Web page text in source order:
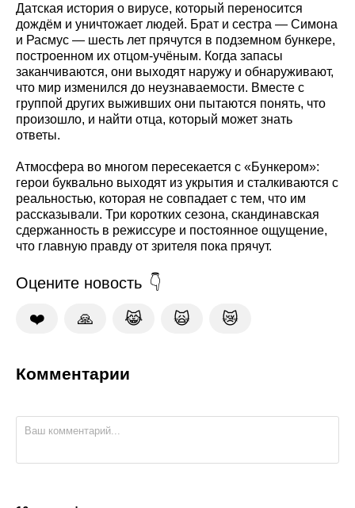
Датская история о вирусе, который переносится
дождём и уничтожает людей. Брат и сестра — Симона
и Расмус — шесть лет прячутся в подземном бункере,
построенном их отцом-учёным. Когда запасы
заканчиваются, они выходят наружу и обнаруживают,
что мир изменился до неузнаваемости. Вместе с
группой других выживших они пытаются понять, что
произошло, и найти отца, который может знать
ответы.
Атмосфера во многом пересекается с «Бункером»:
герои буквально выходят из укрытия и сталкиваются с
реальностью, которая не совпадает с тем, что им
рассказывали. Три коротких сезона, скандинавская
сдержанность в режиссуре и постоянное ощущение,
что главную правду от зрителя пока прячут.
Оцените новость
❤️ 🙏 😹 🙀 😿
Комментарии